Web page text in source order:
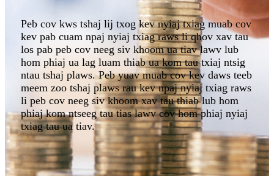
Peb cov kws tshaj lij txog kev nyiaj txiag muab cov
kev pab cuam npaj nyiaj txiag raws li qhov xav tau
los pab peb cov neeg siv khoom ua tiav lawv lub
hom phiaj ua lag luam thiab ua kom tau txiaj ntsig
ntau tshaj plaws. Peb yuav muab cov kev daws teeb
meem zoo tshaj plaws rau kev npaj nyiaj txiag raws
li peb cov neeg siv khoom xav tau thiab lub hom
phiaj kom ntseeg tau tias lawv cov hom phiaj nyiaj
txiag tau ua tiav.